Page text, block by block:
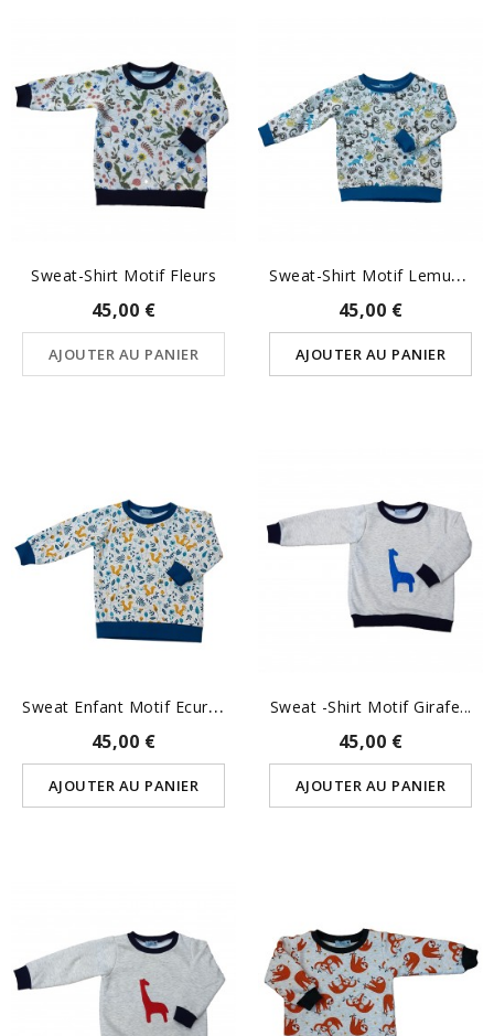
Sweat-Shirt Motif Fleurs
45,00 €
AJOUTER AU PANIER
S
Weat-Shirt Motif Lemurien
45,00 €
AJOUTER AU PANIER
S
Weat Enfant Motif Ecureuil
45,00 €
AJOUTER AU PANIER
Sweat -Shirt Motif Girafe...
45,00 €
AJOUTER AU PANIER